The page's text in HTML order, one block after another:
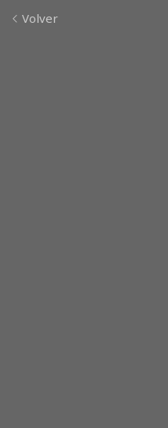
Volver